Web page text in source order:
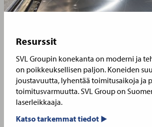
Resurssit
SVL Groupin konekanta on moderni ja
on poikkeuksellisen paljon. Koneiden
joustavuutta, lyhentää toimitusaikoja ja
toimitusvarmuutta. SVL Group on
laserleikkaaja.
Katso tarkemmat tiedot